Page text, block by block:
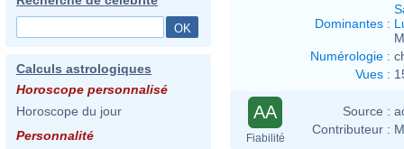
Calculs astrologiques
Horoscope personnalisé
Horoscope du jour
Personnalité
Dominantes :
Numérologie :
Vues :
AA
Fiabilité
Source :
Contributeur :